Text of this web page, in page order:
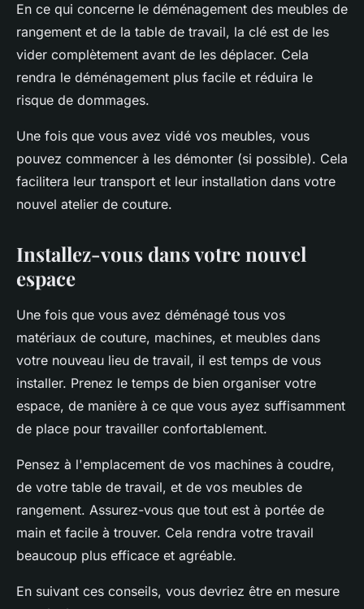
En ce qui concerne le déménagement des meubles de
rangement et de la table de travail, la clé est de les
vider complètement avant de les déplacer. Cela
rendra le déménagement plus facile et réduira le
risque de dommages.
Une fois que vous avez vidé vos meubles, vous
pouvez commencer à les démonter (si possible). Cela
facilitera leur transport et leur installation dans votre
nouvel atelier de couture.
Installez-vous dans votre nouvel
espace
Une fois que vous avez déménagé tous vos
matériaux de couture, machines, et meubles dans
votre nouveau lieu de travail, il est temps de vous
installer. Prenez le temps de bien organiser votre
espace, de manière à ce que vous ayez suffisamment
de place pour travailler confortablement.
Pensez à l'emplacement de vos machines à coudre,
de votre table de travail, et de vos meubles de
rangement. Assurez-vous que tout est à portée de
main et facile à trouver. Cela rendra votre travail
beaucoup plus efficace et agréable.
En suivant ces conseils, vous devriez être en mesure